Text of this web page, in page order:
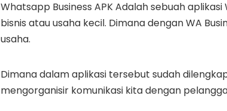
Whatsapp Business APK Adalah sebuah
bisnis atau usaha kecil. Dimana dengan WA
usaha.
Dimana dalam aplikasi tersebut sudah
mengorganisir komunikasi kita dengan